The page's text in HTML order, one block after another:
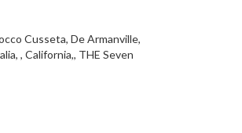
Cusseta, De Armanville,
, California,, THE Seven